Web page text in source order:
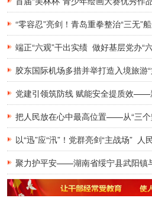
“零容忍”亮剑！青岛重拳整治“三无”
端正“六观”干出实绩 做好基层党办“
以“迅”应“汛”！党群亮剑“主战场” 人
聚力护平安——湖南省绥宁县武阳镇